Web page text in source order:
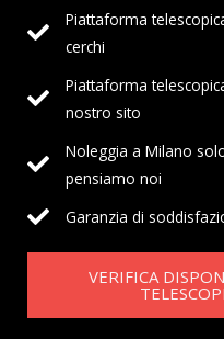
Piattaforma
cerchi
Piattaforma
nostro sito
Noleggia a Milano
pensiamo noi
Garanzia di
VERIFICA